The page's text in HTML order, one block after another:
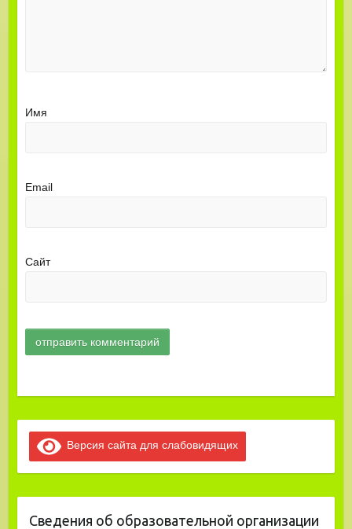
Имя
Email
Сайт
Версия сайта для слабовидящих
Сведения об образовательной организации